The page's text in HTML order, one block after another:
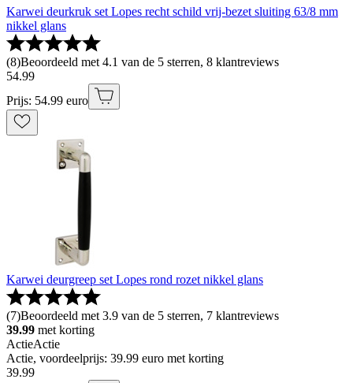
Karwei deurkruk set Lopes recht schild vrij-bezet sluiting 63/8 mm
nikkel glans
(8)Beoordeeld met 4.1 van de 5 sterren, 8 klantreviews
54.99
Prijs: 54.99 euro
Karwei deurgreep set Lopes rond rozet nikkel glans
(7)Beoordeeld met 3.9 van de 5 sterren, 7 klantreviews
39.99 met korting
ActieActie
Actie, voordeelprijs: 39.99 euro met korting
39.99